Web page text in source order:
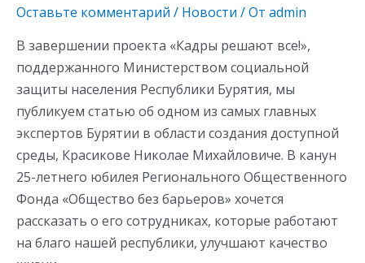
Оставьте комментарий / Новости / От admin
В завершении проекта «Кадры решают все!»,
поддержанного Министерством социальной
защиты населения Республики Бурятия, мы
публикуем статью об одном из самых главных
экспертов Бурятии в области создания доступной
среды, Красикове Николае Михайловиче. В канун
25-летнего юбилея Регионального Общественного
Фонда «Общество без барьеров» хочется
рассказать о его сотрудниках, которые работают
на благо нашей республики, улучшают качество